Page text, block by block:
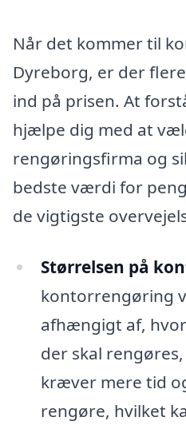
Når det kommer til
Dyreborg, er der
ind på prisen. At
hjælpe dig med at
rengøringsfirma og
bedste værdi for
de vigtigste
Størrelsen på
kontorrengøring
afhængigt af,
der skal
kræver mere tid
rengøre, hvilket